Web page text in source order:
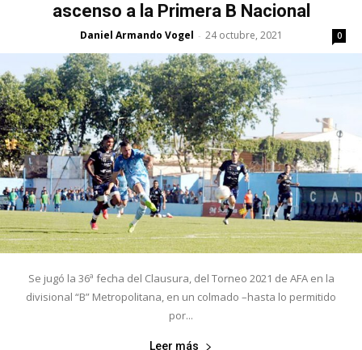
ascenso a la Primera B Nacional
Daniel Armando Vogel - 24 octubre, 2021 0
Se jugó la 36ª fecha del Clausura, del Torneo 2021 de AFA en la
divisional “B” Metropolitana, en un colmado –hasta lo permitido
por...
Leer más